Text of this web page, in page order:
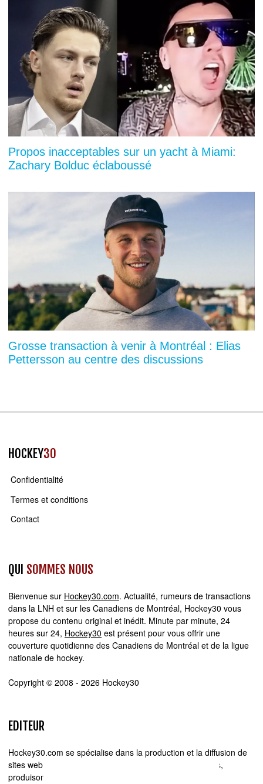
Propos inacceptables sur un yacht à Miami:
Zachary Bolduc éclaboussé
Grosse transaction à venir à Montréal : Elias
Pettersson au centre des discussions
HOCKEY30
Confidentialité
Termes et conditions
Contact
QUI SOMMES NOUS
Bienvenue sur Hockey30.com. Actualité, rumeurs de transactions
dans la LNH et sur les Canadiens de Montréal, Hockey30 vous
propose du contenu original et inédit. Minute par minute, 24
heures sur 24, Hockey30 est présent pour vous offrir une
couverture quotidienne des Canadiens de Montréal et de la ligue
nationale de hockey.
Copyright © 2008 - 2026 Hockey30
EDITEUR
Hockey30.com se spécialise dans la production et la diffusion de
sites web d'actualité. Chez Hockey30.com, nous écrivons,
produisons et réalisons les projets médiatiques de A à Z.